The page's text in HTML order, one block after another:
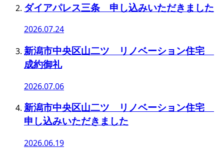
ダイアパレス三条 申し込みいただきました
2026.07.24
新潟市中央区山二ツ リノベーション住宅
成約御礼
2026.07.06
新潟市中央区山二ツ リノベーション住宅
申し込みいただきました
2026.06.19